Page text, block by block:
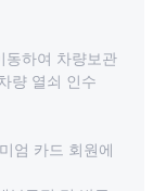
동하여 차량보관
량 열쇠 인수
엄 카드 회원에